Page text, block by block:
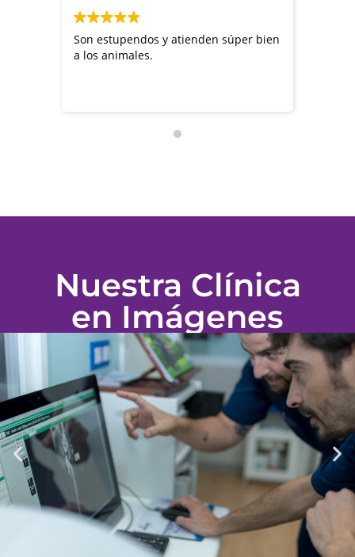
Son estupendos y atienden súper bien
a los animales.
Nuestra Clínica
en Imágenes